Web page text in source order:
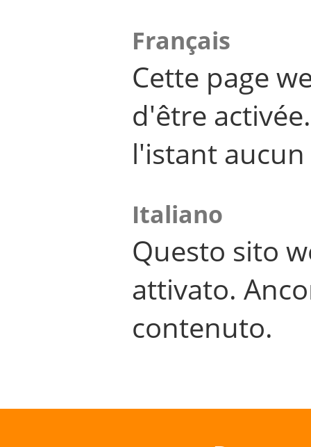
Français
Cette page
d'être
l'istant
Italiano
Questo sito
attivato.
contenuto.